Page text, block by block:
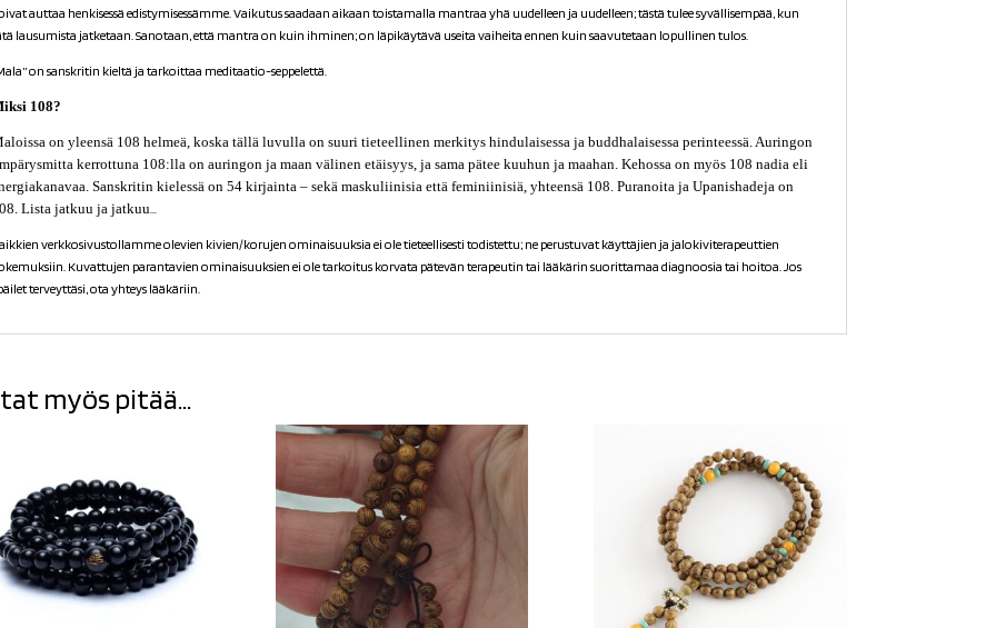
auttaa henkisessä edistymisessämme. Vaikutus saadaan aikaan toistamalla mantraa yhä uudelleen ja uudelleen; tästä tulee syvällisempää, kun
lausumista jatketaan. Sanotaan, että mantra on kuin ihminen; on läpikäytävä useita vaiheita ennen kuin saavutetaan lopullinen tulos.
on sanskritin kieltä ja tarkoittaa meditaatio-seppelettä.
108?
on yleensä 108 helmeä, koska tällä luvulla on suuri tieteellinen merkitys hindulaisessa ja buddhalaisessa perinteessä. Auringon
kerrottuna 108:lla on auringon ja maan välinen etäisyys, ja sama pätee kuuhun ja maahan. Kehossa on myös 108 nadia eli
Sanskritin kielessä on 54 kirjainta – sekä maskuliinisia että feminiinisiä, yhteensä 108. Puranoita ja Upanishadeja on
Lista jatkuu ja jatkuu
verkkosivustollamme olevien kivien/korujen ominaisuuksia ei ole tieteellisesti todistettu; ne perustuvat käyttäjien ja jalokiviterapeuttien
Kuvattujen parantavien ominaisuuksien ei ole tarkoitus korvata pätevän terapeutin tai lääkärin suorittamaa diagnoosia tai hoitoa. Jos
terveyttäsi, ota yhteys lääkäriin.
myös pitää...